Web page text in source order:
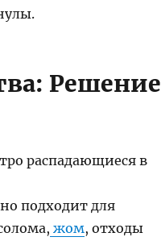
Решение
распадающиеся в
подходит для
жом, отходы